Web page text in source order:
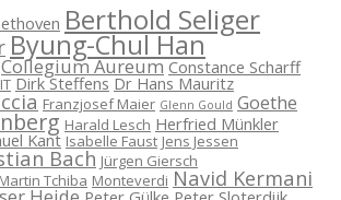
Berthold Seliger
Byung-Chul Han
Collegium Aureum Constance Scharff
Dirk Steffens Dr Hans Mauritz
Franzjosef Maier Glenn Gould Goethe
Harald Lesch Herfried Münkler
Kant Isabelle Faust Jens Jessen
Bach Jürgen Giersch
Martin Tchiba Monteverdi Navid Kermani